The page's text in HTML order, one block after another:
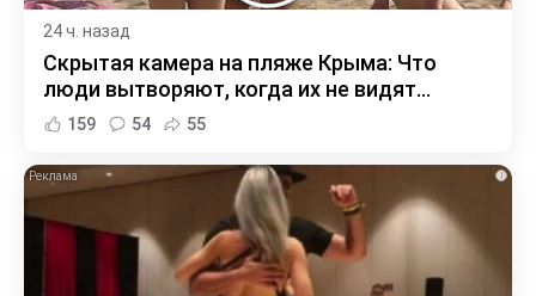
24 ч. назад
Скрытая камера на пляже Крыма: Что
люди вытворяют, когда их не видят...
159 54 55
i